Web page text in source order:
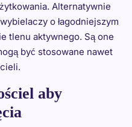
Alternatywnie
o łagodniejszym
tlenu aktywnego. Są one
być stosowane nawet
aby